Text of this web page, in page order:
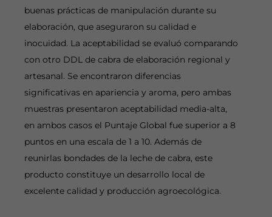
buenas prácticas de manipulación durante su
elaboración, que aseguraron su calidad e
inocuidad. La aceptabilidad se evaluó comparando
con otro DDL de cabra de elaboración regional y
artesanal. Se encontraron diferencias
significativas en apariencia y aroma, pero ambas
muestras presentaron aceptabilidad media-alta,
en ambos casos el Puntaje Global fue superior a 8
puntos en una escala de 1 a 10. Además de
reunirlas bondades de la leche de cabra, este
producto constituye un desarrollo local de
excelente calidad y producción agroecológica.